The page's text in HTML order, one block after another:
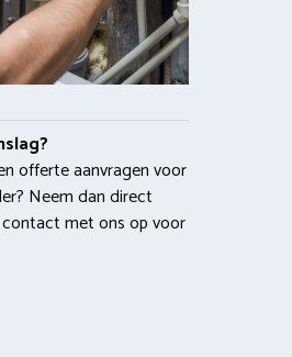
offerte aanvragen voor
Neem dan direct
met ons op voor